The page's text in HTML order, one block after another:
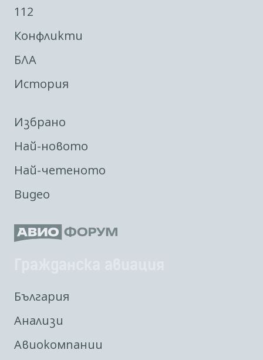
112
Конфликти
БЛА
История
Избрано
Най-новото
Най-четеното
Видео
България
Анализи
Авиокомпании